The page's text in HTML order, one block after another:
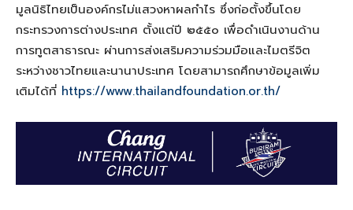
มูลนิธิไทยเป็นองค์กรไม่แสวงหาผลกำไร ซึ่งก่อตั้งขึ้นโดย
กระทรวงการต่างประเทศ ตั้งแต่ปี ๒๕๕๐ เพื่อดำเนินงานด้าน
การทูตสาธารณะ ผ่านการส่งเสริมความร่วมมือและไมตรีจิต
ระหว่างชาวไทยและนานาประเทศ โดยสามารถศึกษาข้อมูลเพิ่ม
เติมได้ที่ https://www.thailandfoundation.or.th/